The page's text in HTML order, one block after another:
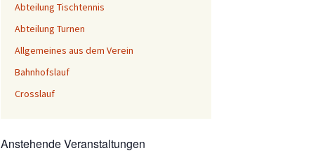
Abteilung Tischtennis
Abteilung Turnen
Allgemeines aus dem Verein
Bahnhofslauf
Crosslauf
Anstehende Veranstaltungen